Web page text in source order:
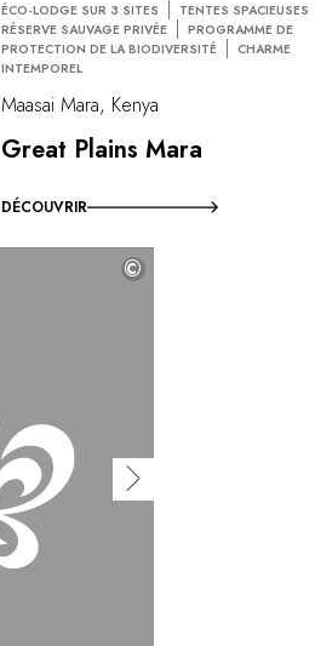
ÉCO-LODGE SUR 3 SITES
TENTES SPACIEUSES
RÉSERVE SAUVAGE PRIVÉE
PROGRAMME DE
PROTECTION DE LA BIODIVERSITÉ
CHARME
INTEMPOREL
Maasai Mara, Kenya
Great Plains Mara
DÉCOUVRIR
©